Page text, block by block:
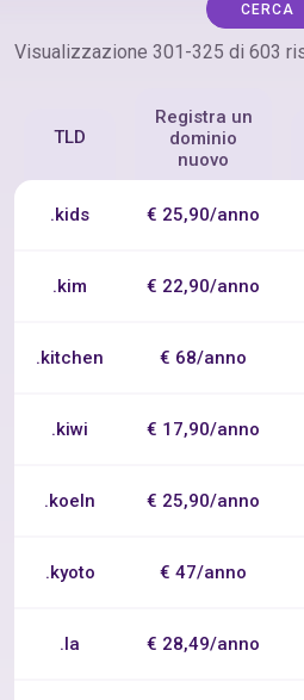
CERCA
Visualizzazione 301-325 di 603
TLD
Registra un
dominio
nuovo
.kids € 25,90/anno
.kim € 22,90/anno
.kitchen € 68/anno
.kiwi € 17,90/anno
.koeln € 25,90/anno
.kyoto € 47/anno
.la € 28,49/anno